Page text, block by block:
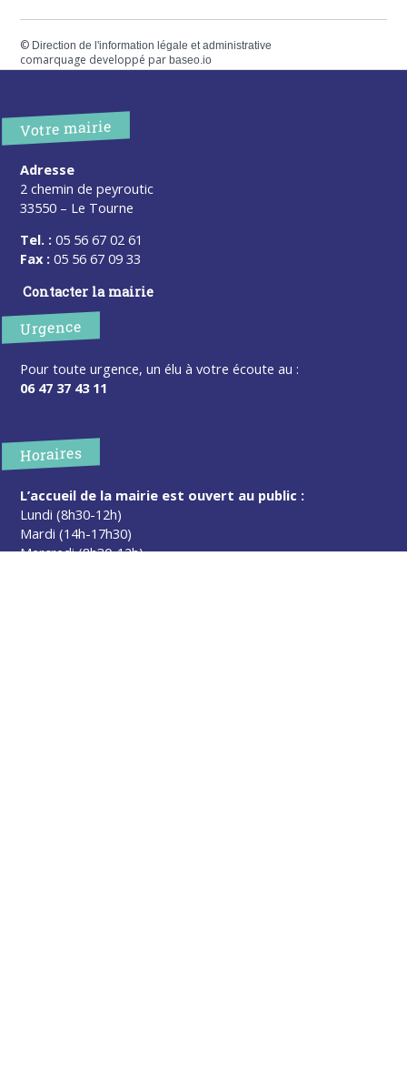
© Direction de l'information légale et administrative
comarquage developpé parbaseo.io
Votre mairie
Adresse
2 chemin de peyroutic
33550 – Le Tourne
Tel. : 05 56 67 02 61
Fax : 05 56 67 09 33
Contacter la mairie
Urgence
Pour toute urgence, un élu à votre écoute au :
06 47 37 43 11
Horaires
L’accueil de la mairie est ouvert au public :
Lundi (8h30-12h)
Mardi (14h-17h30)
Mercredi (8h30-12h)